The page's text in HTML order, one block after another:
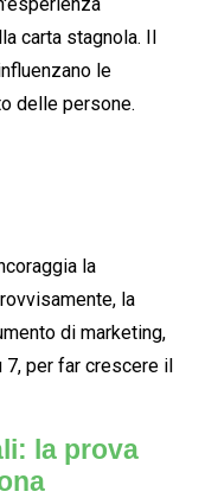
carta stagnola. Il
le
delle persone.
la
la
di marketing,
7, per far crescere il
la prova